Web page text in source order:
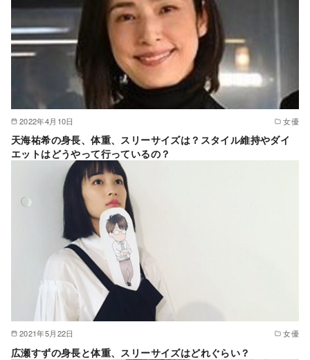
2022年4月10日 女優
天海祐希の身長、体重、スリーサイズは？スタイル維持やダイ
エットはどうやって行っているの？
2021年5月22日 女優
広瀬すずの身長と体重、スリーサイズはどれぐらい？